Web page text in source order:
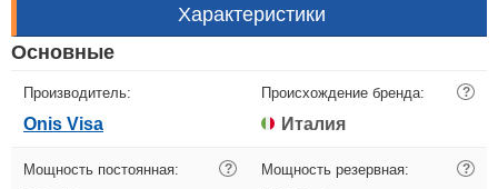
Характеристики
Основные
Производитель:
Onis Visa
Происхождение бренда: ?
Италия
Мощность постоянная: ? Мощность резервная: ?